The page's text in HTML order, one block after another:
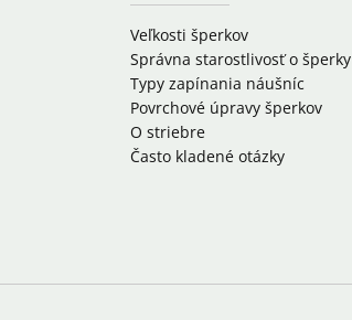
Veľkosti šperkov
Správna starostlivosť o šperky
Typy zapínania náušníc
Povrchové úpravy šperkov
O striebre
Často kladené otázky